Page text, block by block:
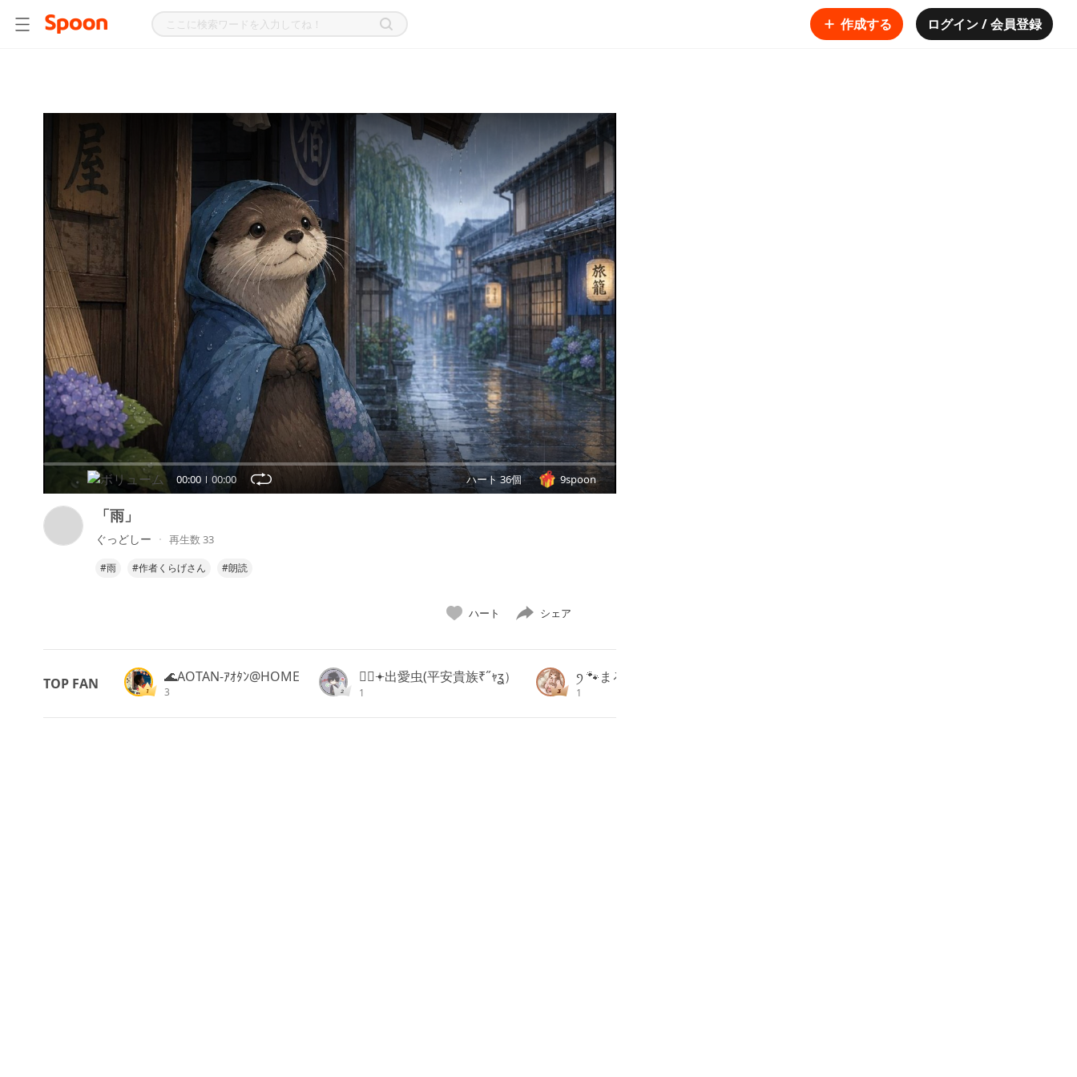
作成する ログイン / 会員登録
00:00 00:00 ハート 36個 9spoon
「雨」
ぐっどしー 再生数 33
#雨 #作者くらげさん #朗読
ハート シェア
TOP FAN 🌊AOTAN-ｱｵﾀﾝ@HOME
3
𝓓ᩚ𖥔出愛虫(平安貴族₹˝ｬʓ）
1
ꪆ 🐾まろん
1